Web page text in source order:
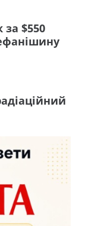
за $550